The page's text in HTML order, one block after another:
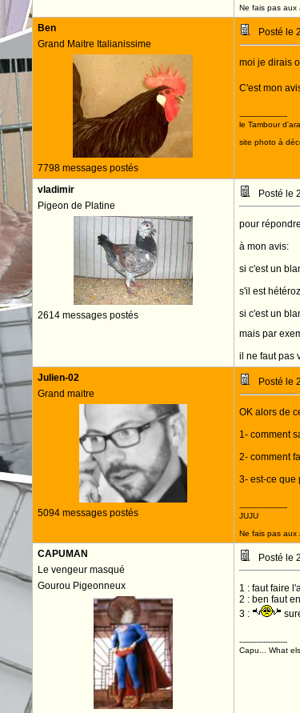
Ne fais pas aux
Ben
Grand Maitre Italianissime
7798 messages postés
Posté le
moi je dirais
C'est mon
--------------------
le Tambour
site photo à
vladimir
Pigeon de Platine
2614 messages postés
Posté le
pour
à mon avis:
si c'est un
s'il est
si c'est un
mais par
il ne faut pas
Julien-02
Grand maitre
5094 messages postés
Posté le
OK alors de
1- comment
2- comment
3- est-ce que
--------------------
JUJU
Ne fais pas aux
CAPUMAN
Le vengeur masqué
Gourou Pigeonneux
Posté le
1 : faut faire
2 : ben faut
3 :
--------------------
Capu... What